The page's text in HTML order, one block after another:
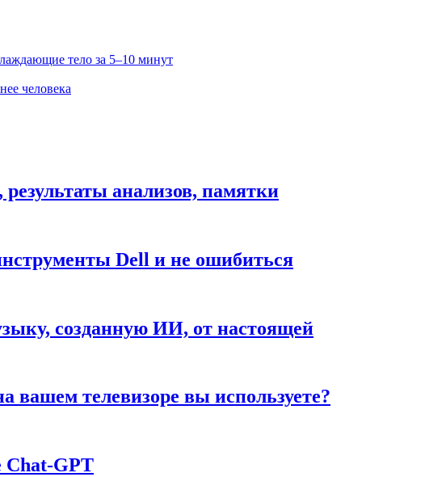
тело за 5–10 минут
человека
анализов, памятки
Dell и не ошибиться
созданную ИИ, от настоящей
вашем телевизоре вы используете?
Chаt-GPT